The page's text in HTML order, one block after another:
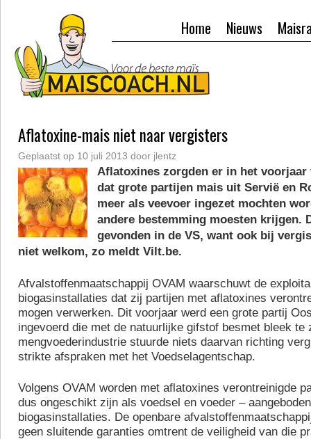
Nieuws
Home
Aflatoxine-mais niet naar vergisters
Geplaatst op 10 juli 2013 door jlentz
Aflatoxines zorgden er in het voorjaar
dat grote partijen mais uit Servië en
meer als veevoer ingezet mochten
andere bestemming moesten krijgen.
gevonden in de VS, want ook bij
niet welkom, zo meldt Vilt.be.
Afvalstoffenmaatschappij OVAM waarschuwt de
biogasinstallaties dat zij partijen met aflatoxines
mogen verwerken. Dit voorjaar werd een grote partij
ingevoerd die met de natuurlijke gifstof besmet bleek te
mengvoederindustrie stuurde niets daarvan richting
strikte afspraken met het Voedselagentschap.
Volgens OVAM worden met aflatoxines verontreinigde
dus ongeschikt zijn als voedsel en voeder –
biogasinstallaties. De openbare
geen sluitende garanties omtrent de veiligheid van die